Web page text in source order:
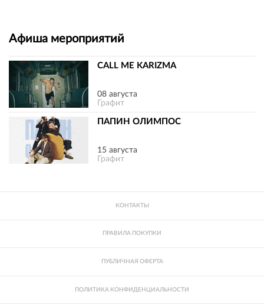
Афиша мероприятий
CALL ME KARIZMA
08 августа
Графит
ПАПИН ОЛИМПОС
15 августа
Графит
КОНТАКТЫ
ПРАВИЛА ПОКУПКИ
ПУБЛИЧНАЯ ОФЕРТА
ПОЛИТИКА КОНФИДЕНЦИАЛЬНОСТИ